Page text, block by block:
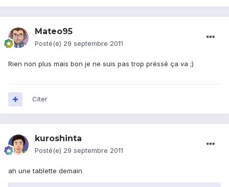
Mateo95
Posté(e) 29 septembre 2011
Rien non plus mais bon je ne suis pas trop préssé ça va ;)
Citer
kuroshinta
Posté(e) 29 septembre 2011
ah une tablette demain